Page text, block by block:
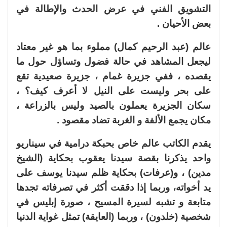
التشويق الفني في عرض الحدث والإطالة في
بعض الأحيان .
عالم (عبد الرحيم كمال) مملوء بما هو غير معتاد
ليجعل المشاهد في حالة فضول وتساؤل حول ما
يقصده ، ففي جزيرة غمام ، جزيرة صعيدية تقع
على بحر وليست على النيل لا أعرف كيف؟ ،
سكان الجزيرة يعملون بالصيد وليس بالزراعة ،
مكان يجمع الألفة و الغربة تضاد مقصود .
يقدم الكاتب عالم خاص بحبكة درامية في سيناريو
واحد يذكرنا بقصة سيدنا يعقوب بحكاية (الشيخ
مدين) ، و(عرفات) بحكاية ظلم سيدنا يوسف على
يد أخواته، وربما إذا دققت أكثر في تصرفاته تجدها
متابعة و تشبه لسيرة المسيح ، صورة إبليس في
شخصية (خلدون) ، وربما (العايقة) تمثل غواية الدنيا